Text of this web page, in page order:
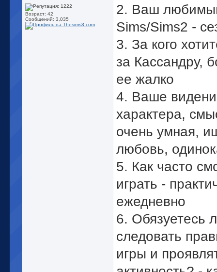
Возраст: 42
Сообщений: 3,035
2. Ваш
Sims/Sims2 -
3. За кого
за Кассандру,
ее жалко
4. Ваше
характера,
очень умная,
любовь,
5. Как часто
играть -
ежедневно
6. Обязуетесь
следовать
игры и